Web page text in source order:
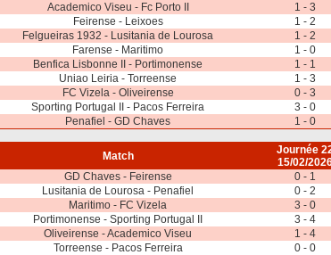
Academico Viseu - Fc Porto II
1 - 3
Feirense - Leixoes
1 - 2
Felgueiras 1932 - Lusitania de Lourosa
1 - 2
Farense - Maritimo
1 - 0
Benfica Lisbonne II - Portimonense
1 - 1
Uniao Leiria - Torreense
1 - 3
FC Vizela - Oliveirense
0 - 3
Sporting Portugal II - Pacos Ferreira
3 - 0
Penafiel - GD Chaves 1 - 0
Match
Journée
15/02/
GD Chaves - Feirense
0 - 1
Lusitania de Lourosa - Penafiel
0 - 2
Maritimo - FC Vizela
3 - 0
Portimonense - Sporting Portugal II
3 - 4
Oliveirense - Academico Viseu
1 - 4
Torreense - Pacos Ferreira
0 - 0